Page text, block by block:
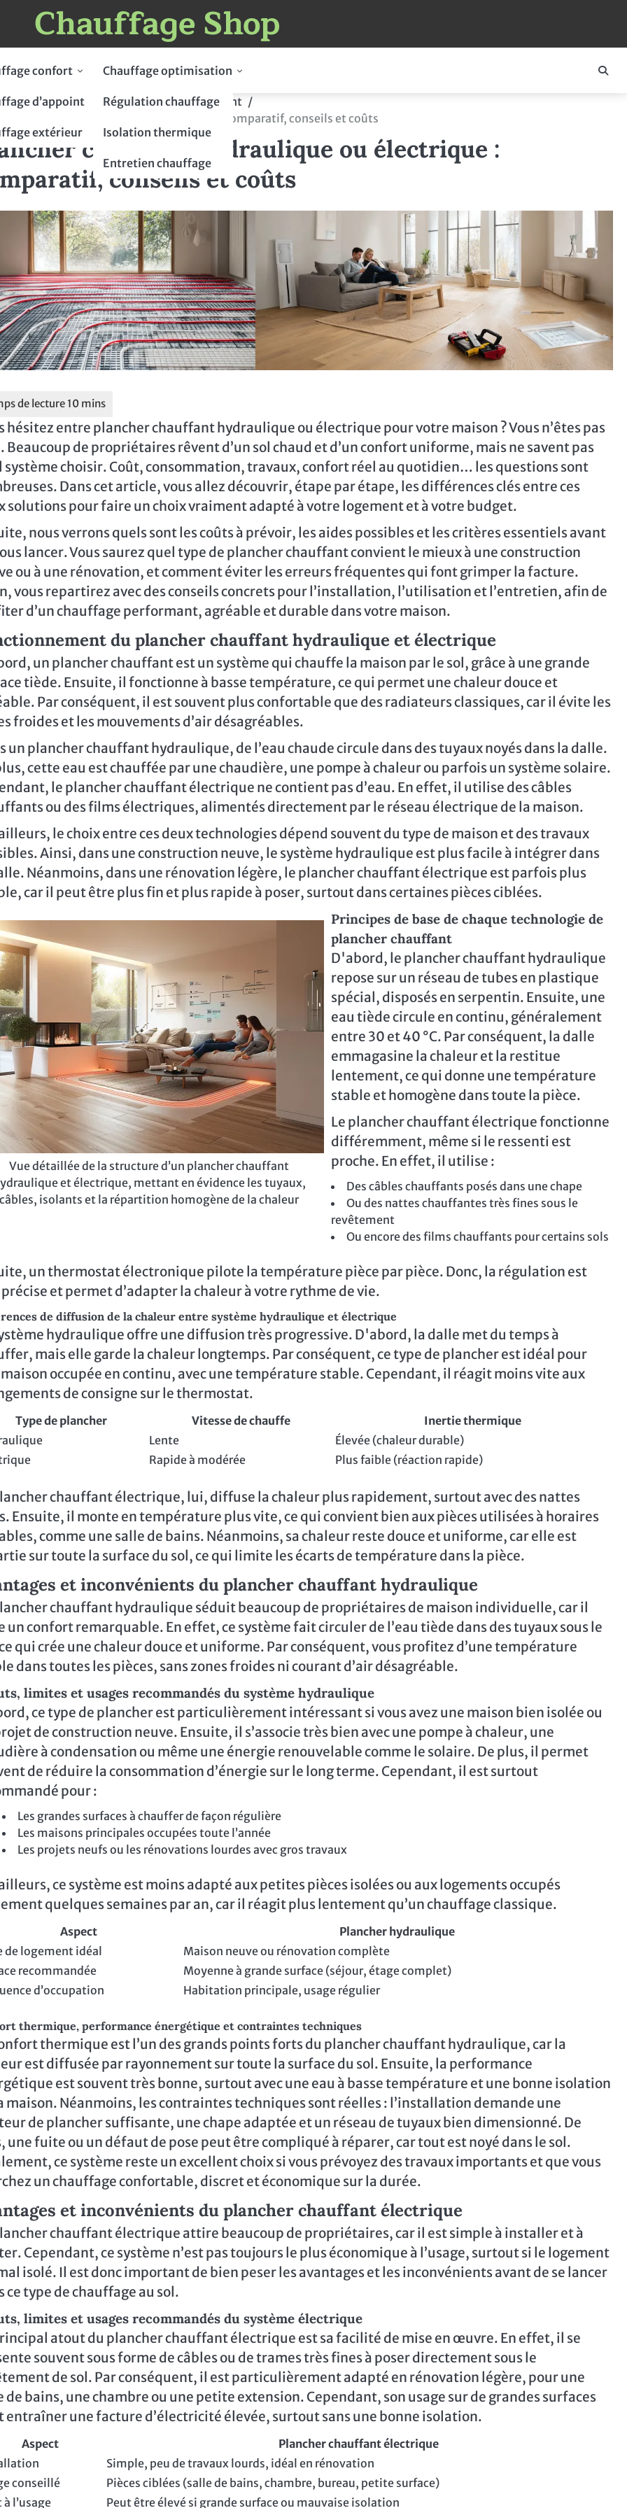
Chauffage Shop
confort
d’appoint
extérieur
Chauffage optimisation
Régulation chauffage
Isolation thermique
Entretien chauffage
Chauffage maison
Plancher chauffant
chauffant hydraulique ou électrique : comparatif, conseils et coûts
chauffant hydraulique ou électrique :
conseils et coûts
hésitez entre plancher chauffant hydraulique ou électrique pour votre maison ? Vous n’êtes pas
Beaucoup de propriétaires rêvent d’un sol chaud et d’un confort uniforme, mais ne savent pas
système choisir. Coût, consommation, travaux, confort réel au quotidien… les questions sont
Dans cet article, vous allez découvrir, étape par étape, les différences clés entre ces
solutions pour faire un choix vraiment adapté à votre logement et à votre budget.
nous verrons quels sont les coûts à prévoir, les aides possibles et les critères essentiels avant
lancer. Vous saurez quel type de plancher chauffant convient le mieux à une construction
ou à une rénovation, et comment éviter les erreurs fréquentes qui font grimper la facture.
vous repartirez avec des conseils concrets pour l’installation, l’utilisation et l’entretien, afin de
d’un chauffage performant, agréable et durable dans votre maison.
du plancher chauffant hydraulique et électrique
un plancher chauffant est un système qui chauffe la maison par le sol, grâce à une grande
tiède. Ensuite, il fonctionne à basse température, ce qui permet une chaleur douce et
Par conséquent, il est souvent plus confortable que des radiateurs classiques, car il évite les
froides et les mouvements d’air désagréables.
un plancher chauffant hydraulique, de l’eau chaude circule dans des tuyaux noyés dans la dalle.
cette eau est chauffée par une chaudière, une pompe à chaleur ou parfois un système solaire.
le plancher chauffant électrique ne contient pas d’eau. En effet, il utilise des câbles
ou des films électriques, alimentés directement par le réseau électrique de la maison.
le choix entre ces deux technologies dépend souvent du type de maison et des travaux
Ainsi, dans une construction neuve, le système hydraulique est plus facile à intégrer dans
Néanmoins, dans une rénovation légère, le plancher chauffant électrique est parfois plus
car il peut être plus fin et plus rapide à poser, surtout dans certaines pièces ciblées.
Vue détaillée de la structure d’un plancher chauffant
et électrique, mettant en évidence les tuyaux,
câbles, isolants et la répartition homogène de la chaleur
Principes de base de chaque technologie de
plancher chauffant
D'abord, le plancher chauffant hydraulique
repose sur un réseau de tubes en plastique
spécial, disposés en serpentin. Ensuite, une
eau tiède circule en continu, généralement
entre 30 et 40 °C. Par conséquent, la dalle
emmagasine la chaleur et la restitue
lentement, ce qui donne une température
stable et homogène dans toute la pièce.
Le plancher chauffant électrique fonctionne
différemment, même si le ressenti est
proche. En effet, il utilise :
Des câbles chauffants posés dans une chape
Ou des nattes chauffantes très fines sous le
revêtement
Ou encore des films chauffants pour certains sols
un thermostat électronique pilote la température pièce par pièce. Donc, la régulation est
et permet d’adapter la chaleur à votre rythme de vie.
de diffusion de la chaleur entre système hydraulique et électrique
hydraulique offre une diffusion très progressive. D'abord, la dalle met du temps à
mais elle garde la chaleur longtemps. Par conséquent, ce type de plancher est idéal pour
occupée en continu, avec une température stable. Cependant, il réagit moins vite aux
de consigne sur le thermostat.
Type de plancher Vitesse de chauffe
Inertie thermique
Lente
Élevée (chaleur durable)
Rapide à modérée Plus faible (réaction rapide)
chauffant électrique, lui, diffuse la chaleur plus rapidement, surtout avec des nattes
Ensuite, il monte en température plus vite, ce qui convient bien aux pièces utilisées à horaires
comme une salle de bains. Néanmoins, sa chaleur reste douce et uniforme, car elle est
sur toute la surface du sol, ce qui limite les écarts de température dans la pièce.
et inconvénients du plancher chauffant hydraulique
chauffant hydraulique séduit beaucoup de propriétaires de maison individuelle, car il
un confort remarquable. En effet, ce système fait circuler de l’eau tiède dans des tuyaux sous le
qui crée une chaleur douce et uniforme. Par conséquent, vous profitez d’une température
dans toutes les pièces, sans zones froides ni courant d’air désagréable.
limites et usages recommandés du système hydraulique
ce type de plancher est particulièrement intéressant si vous avez une maison bien isolée ou
de construction neuve. Ensuite, il s’associe très bien avec une pompe à chaleur, une
à condensation ou même une énergie renouvelable comme le solaire. De plus, il permet
de réduire la consommation d’énergie sur le long terme. Cependant, il est surtout
pour :
Les grandes surfaces à chauffer de façon régulière
Les maisons principales occupées toute l’année
Les projets neufs ou les rénovations lourdes avec gros travaux
ce système est moins adapté aux petites pièces isolées ou aux logements occupés
quelques semaines par an, car il réagit plus lentement qu’un chauffage classique.
Aspect
Plancher hydraulique
de logement idéal
Maison neuve ou rénovation complète
recommandée
Moyenne à grande surface (séjour, étage complet)
d’occupation
Habitation principale, usage régulier
thermique, performance énergétique et contraintes techniques
thermique est l’un des grands points forts du plancher chauffant hydraulique, car la
est diffusée par rayonnement sur toute la surface du sol. Ensuite, la performance
est souvent très bonne, surtout avec une eau à basse température et une bonne isolation
maison. Néanmoins, les contraintes techniques sont réelles : l’installation demande une
de plancher suffisante, une chape adaptée et un réseau de tuyaux bien dimensionné. De
une fuite ou un défaut de pose peut être compliqué à réparer, car tout est noyé dans le sol.
ce système reste un excellent choix si vous prévoyez des travaux importants et que vous
un chauffage confortable, discret et économique sur la durée.
et inconvénients du plancher chauffant électrique
chauffant électrique attire beaucoup de propriétaires, car il est simple à installer et à
Cependant, ce système n’est pas toujours le plus économique à l’usage, surtout si le logement
isolé. Il est donc important de bien peser les avantages et les inconvénients avant de se lancer
ce type de chauffage au sol.
limites et usages recommandés du système électrique
atout du plancher chauffant électrique est sa facilité de mise en œuvre. En effet, il se
souvent sous forme de câbles ou de trames très fines à poser directement sous le
de sol. Par conséquent, il est particulièrement adapté en rénovation légère, pour une
de bains, une chambre ou une petite extension. Cependant, son usage sur de grandes surfaces
entraîner une facture d’électricité élevée, surtout sans une bonne isolation.
Aspect
Plancher chauffant électrique
Simple, peu de travaux lourds, idéal en rénovation
conseillé
Pièces ciblées (salle de bains, chambre, bureau, petite surface)
à l’usage
Peut être élevé si grande surface ou mauvaise isolation